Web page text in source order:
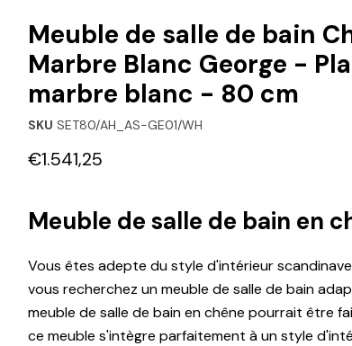
Meuble de salle de bain
Marbre Blanc George -
marbre blanc - 80 cm
SKU SET80/AH_AS-GE01/WH
Prix actuel
€1.541,25
Meuble de salle de bain en
Vous êtes adepte du style d'intérieur
vous recherchez un meuble de salle de bain
meuble de salle de bain en chêne pourrait être
ce meuble s'intègre parfaitement à un style